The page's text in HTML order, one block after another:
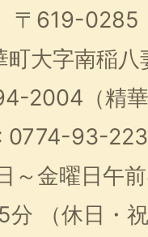
〒619-0285
町大字南稲
2004（精
0774-93-
～金曜日午
分
（休日・